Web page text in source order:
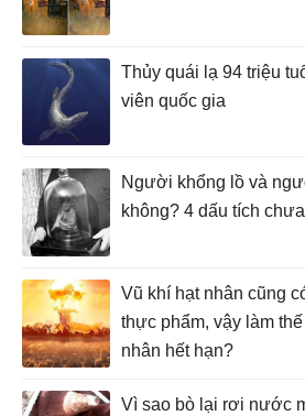
Thủy quái lạ 94 triệu
viên quốc gia
Người khổng lồ và
không? 4 dấu tích
Vũ khí hạt nhân cũng
thực phẩm, vậy làm
nhân hết hạn?
Vì sao bò lại rơi nước